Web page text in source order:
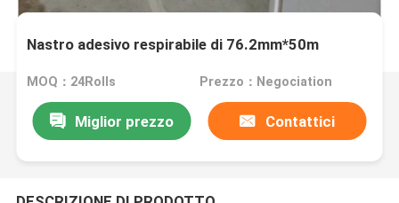
Nastro adesivo respirabile di 76.2mm*50m
MOQ：24Rolls Prezzo：Negociation
Miglior prezzo Contattici